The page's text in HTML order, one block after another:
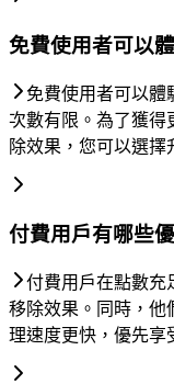
免費使用者可以
免費使用者可以體
次數有限。為了獲得
除效果，您可以選擇
付費用戶有哪些
付費用戶在點數充
移除效果。同時，他
理速度更快，優先享